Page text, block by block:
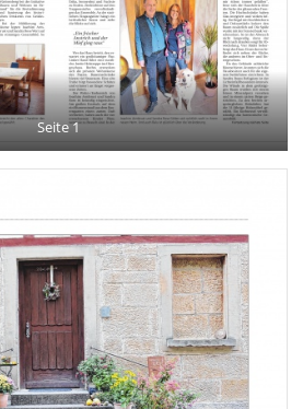
Seite 1